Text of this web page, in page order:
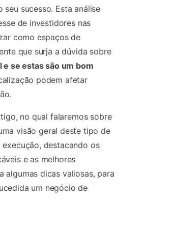
sucesso. Esta análise
de investidores nas
como espaços de
que surja a dúvida sobre
e se estas são um bom
podem afetar
no qual falaremos sobre
visão geral deste tipo de
destacando os
e as melhores
algumas dicas valiosas, para
um negócio de